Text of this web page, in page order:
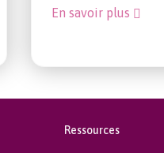
En savoir plus
Ressources